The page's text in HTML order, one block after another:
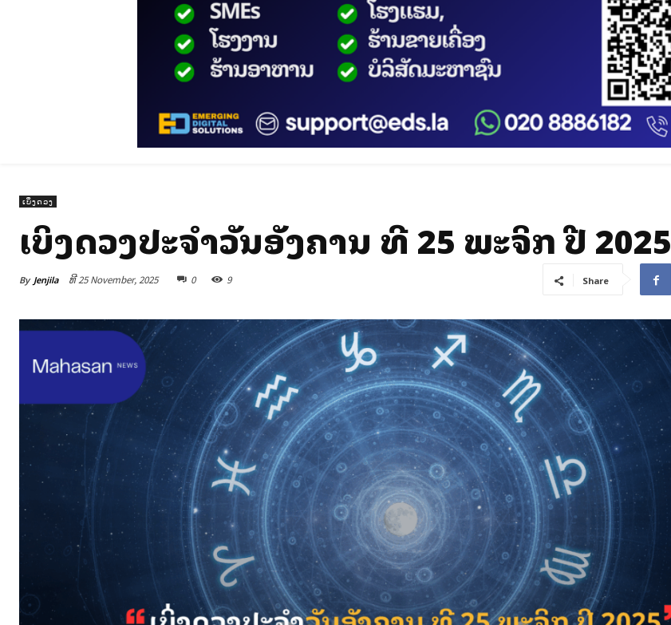
ເບິ່ງດວງ
ເບິ່ງດວງປະຈຳວັນອັງຄານ ທີ 25 ພະຈິກ ປີ 2025
By Jenjila ທີ 25 November, 2025 0 9 Share